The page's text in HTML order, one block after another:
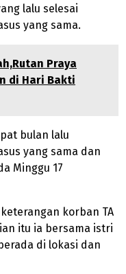
lalu selesai
yang sama.
Praya
di Hari Bakti
bulan lalu
yang sama dan
Minggu 17
korban TA
itu ia bersama istri
di lokasi dan